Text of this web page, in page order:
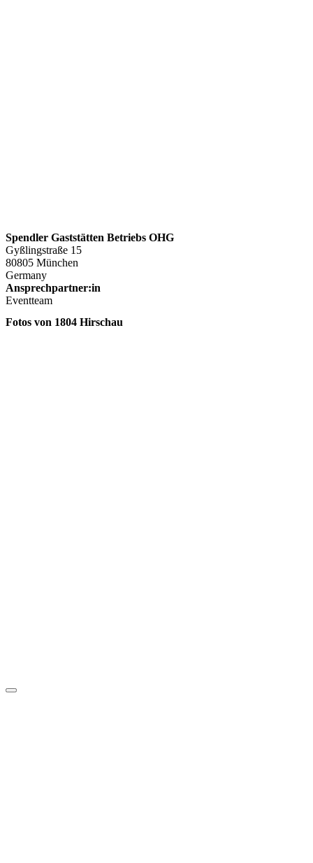
Spendler Gaststätten Betriebs OHG
Gyßlingstraße 15
80805 München
Germany
Ansprechpartner:in
Eventteam
Fotos von 1804 Hirschau